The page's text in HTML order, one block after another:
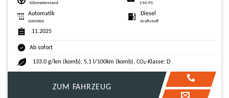
Kilometerstand 150 PS
Automatik
Getriebe
Diesel
Kraftstoff
11.2025
Ab sofort
133.0 g/km (komb), 5,1 l/100km (komb), CO₂-Klasse: D
ZUM FAHRZEUG